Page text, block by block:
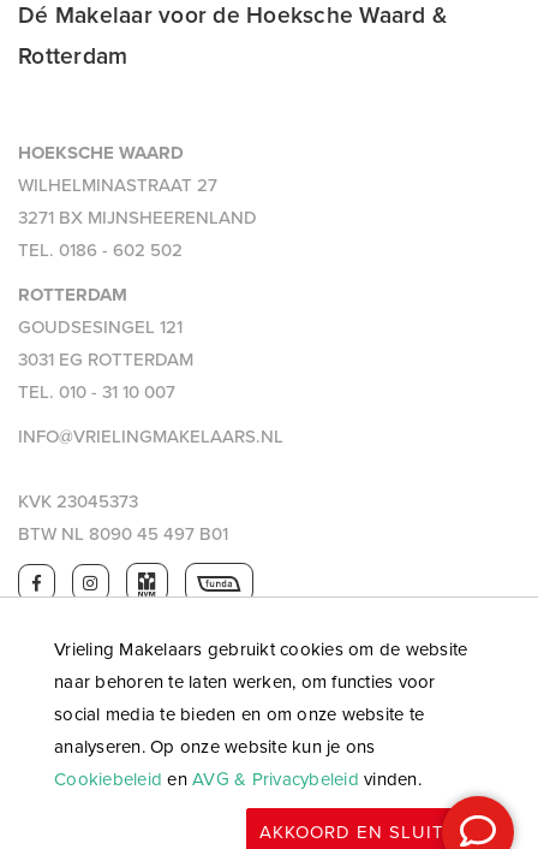
Vrieling Makelaars gebruikt cookies om de website
naar behoren te laten werken, om functies voor
social media te bieden en om onze website te
analyseren. Op onze website kun je ons
Cookiebeleid en AVG & Privacybeleid vinden.
AKKOORD EN SLUITEN
Dé Makelaar voor de Hoeksche Waard &
Rotterdam
HOEKSCHE WAARD
WILHELMINASTRAAT 27
3271 BX MIJNSHEERENLAND
TEL. 0186 - 602 502
ROTTERDAM
GOUDSESINGEL 121
3031 EG ROTTERDAM
TEL. 010 - 31 10 007
INFO@VRIELINGMAKELAARS.NL
KVK 23045373
BTW NL 8090 45 497 B01
Algemene